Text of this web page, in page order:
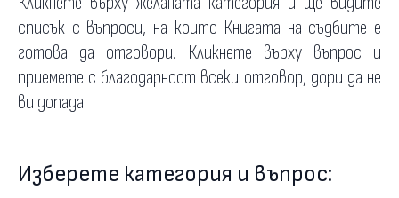
списък с въпроси, на които Книгата на съдбите е
готова да отговори. Кликнете върху въпрос и
приемете с благодарност всеки отговор, дори да не
ви допада.
Изберете категория и въпрос: